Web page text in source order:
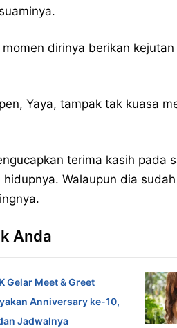
dirinya berikan
Yaya, tampak tak kuasa
terima kasih pada
Walaupun dia
Anda
Gelar Meet & Greet
Anniversary ke-10,
Jadwalnya